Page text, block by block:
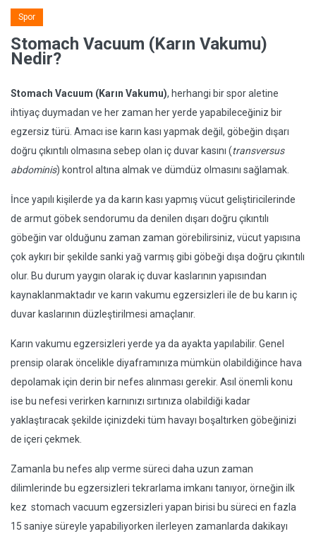
Spor
Stomach Vacuum (Karın Vakumu)
Nedir?
Stomach Vacuum (Karın Vakumu), herhangi bir spor aletine
ihtiyaç duymadan ve her zaman her yerde yapabileceğiniz bir
egzersiz türü. Amacı ise karın kası yapmak değil, göbeğin dışarı
doğru çıkıntılı olmasına sebep olan iç duvar kasını (transversus
abdominis) kontrol altına almak ve dümdüz olmasını sağlamak.
İnce yapılı kişilerde ya da karın kası yapmış vücut geliştiricilerinde
de armut göbek sendorumu da denilen dışarı doğru çıkıntılı
göbeğin var olduğunu zaman zaman görebilirsiniz, vücut yapısına
çok aykırı bir şekilde sanki yağ varmış gibi göbeği dışa doğru çıkıntılı
olur. Bu durum yaygın olarak iç duvar kaslarının yapısından
kaynaklanmaktadır ve karın vakumu egzersizleri ile de bu karın iç
duvar kaslarının düzleştirilmesi amaçlanır.
Karın vakumu egzersizleri yerde ya da ayakta yapılabilir. Genel
prensip olarak öncelikle diyaframınıza mümkün olabildiğince hava
depolamak için derin bir nefes alınması gerekir. Asıl önemli konu
ise bu nefesi verirken karnınızı sırtınıza olabildiği kadar
yaklaştıracak şekilde içinizdeki tüm havayı boşaltırken göbeğinizi
de içeri çekmek.
Zamanla bu nefes alıp verme süreci daha uzun zaman
dilimlerinde bu egzersizleri tekrarlama imkanı tanıyor, örneğin ilk
kez stomach vacuum egzersizleri yapan birisi bu süreci en fazla
15 saniye süreyle yapabiliyorken ilerleyen zamanlarda dakikayı